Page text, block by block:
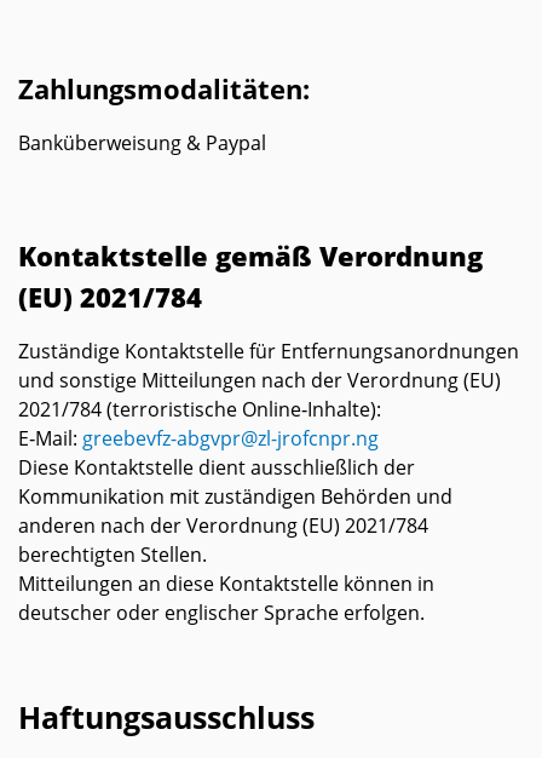
Zahlungsmodalitäten:
Banküberweisung & Paypal
Kontaktstelle gemäß Verordnung
(EU) 2021/784
Zuständige Kontaktstelle für Entfernungsanordnungen
und sonstige Mitteilungen nach der Verordnung (EU)
2021/784 (terroristische Online‑Inhalte):
E‑Mail: greebevfz-abgvpr@zl-jrofcnpr.ng
Diese Kontaktstelle dient ausschließlich der
Kommunikation mit zuständigen Behörden und
anderen nach der Verordnung (EU) 2021/784
berechtigten Stellen.
Mitteilungen an diese Kontaktstelle können in
deutscher oder englischer Sprache erfolgen.
Haftungsausschluss